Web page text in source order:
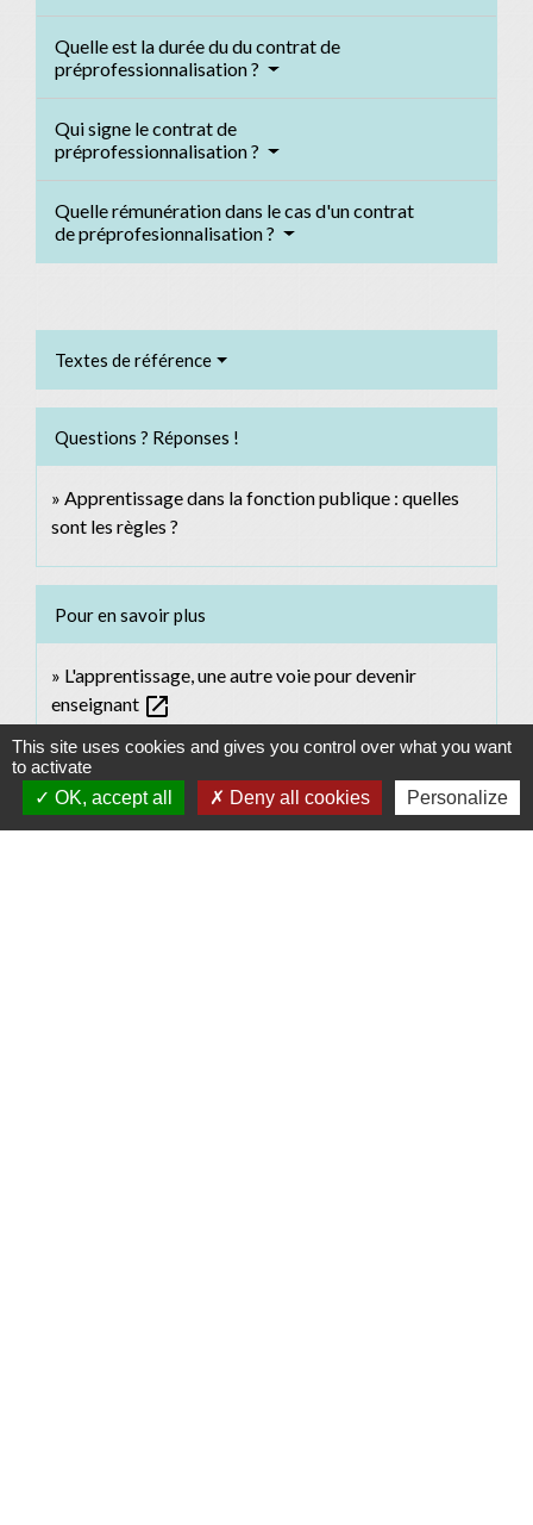
Quelle est la durée du du contrat de
préprofessionnalisation ?
Qui signe le contrat de
préprofessionnalisation ?
Quelle rémunération dans le cas d'un contrat
de préprofesionnalisation ?
Textes de référence
Questions ? Réponses !
Apprentissage dans la fonction publique : quelles
sont les règles ?
Pour en savoir plus
L'apprentissage, une autre voie pour devenir
enseignant open_in_new
Ministère chargé de l'éducation
Devenir enseignant : préprofessionnalisation
Ministère chargé de l'éducation
This site uses cookies and gives you control over what you want
to activate
OK, accept all
Deny all cookies Personalize